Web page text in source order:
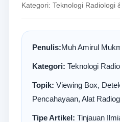
Kategori: Teknologi Radiologi
Penulis:Muh Amirul
Kategori: Teknologi
Topik: Viewing Box,
Pencahayaan, Alat
Tipe Artikel: Tinjauan